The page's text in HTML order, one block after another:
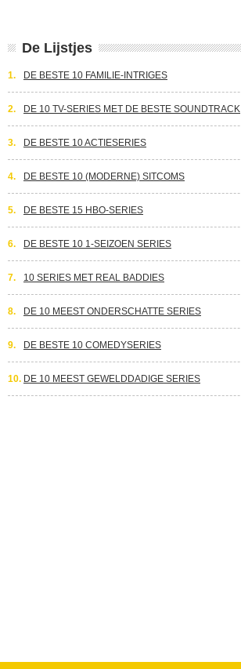
De Lijstjes
1. DE BESTE 10 FAMILIE-INTRIGES
2. DE 10 TV-SERIES MET DE BESTE SOUNDTRACK
3. DE BESTE 10 ACTIESERIES
4. DE BESTE 10 (MODERNE) SITCOMS
5. DE BESTE 15 HBO-SERIES
6. DE BESTE 10 1-SEIZOEN SERIES
7. 10 SERIES MET REAL BADDIES
8. DE 10 MEEST ONDERSCHATTE SERIES
9. DE BESTE 10 COMEDYSERIES
10. DE 10 MEEST GEWELDDADIGE SERIES